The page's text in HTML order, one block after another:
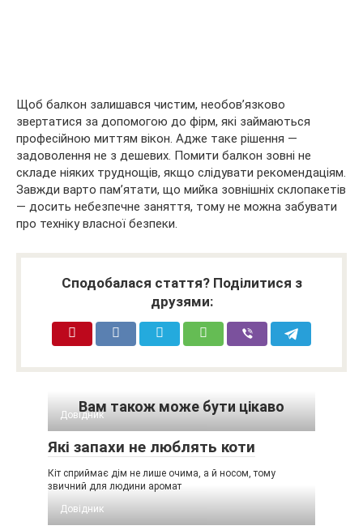
Щоб балкон залишався чистим, необов’язково
звертатися за допомогою до фірм, які займаються
професійною миттям вікон. Адже таке рішення —
задоволення не з дешевих. Помити балкон зовні не
складе ніяких труднощів, якщо слідувати рекомендаціям.
Завжди варто пам’ятати, що мийка зовнішніх склопакетів
— досить небезпечне заняття, тому не можна забувати
про техніку власної безпеки.
Сподобалася стаття? Поділитися з
друзями:
Вам також може бути цікаво
Довідник
Які запахи не люблять коти
Кіт сприймає дім не лише очима, а й носом, тому
звичний для людини аромат
Довідник